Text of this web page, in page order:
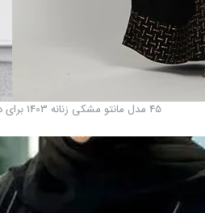
45 مدل مانتو مشکی زنانه 1403 برای داشتن استایلی خیره‌کننده